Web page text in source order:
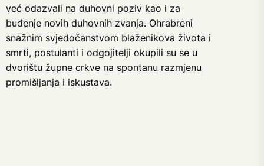
već odazvali na duhovni poziv kao i za
buđenje novih duhovnih zvanja. Ohrabreni
snažnim svjedočanstvom blaženikova života i
smrti, postulanti i odgojitelji okupili su se u
dvorištu župne crkve na spontanu razmjenu
promišljanja i iskustava.